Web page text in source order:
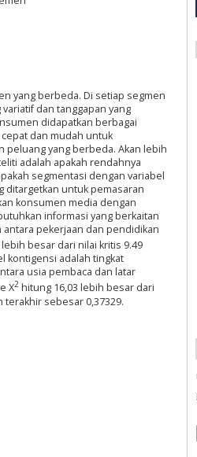
yang berbeda. Di setiap segmen
dan tanggapan yang
didapatkan berbagai
dan mudah untuk
peluang yang berbeda. Akan lebih
adalah apakah rendahnya
segmentasi dengan variabel
ditargetkan untuk pemasaran
konsumen media dengan
informasi yang berkaitan
pekerjaan dan pendidikan
besar dari nilai kritis 9.49
kontigensi adalah tingkat
usia pembaca dan latar
X2 hitung 16,03 lebih besar dari
sebesar 0,37329.